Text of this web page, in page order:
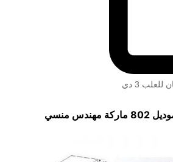
3 دي
منسي